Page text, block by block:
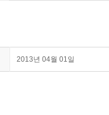
2013년 04월 01일